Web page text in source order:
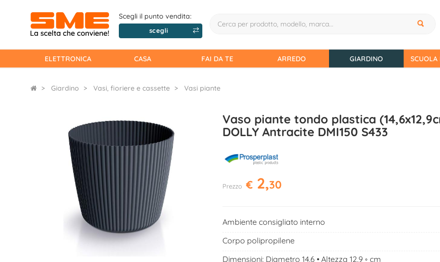
Scegli il punto vendita:
scegli
ELETTRONICA CASA FAI DA TE ARREDO GIARDINO SCUOLA
Giardino Vasi, fioriere e cassette Vasi piante
Vaso piante tondo plastica
DOLLY Antracite DMI150 S433
Prezzo € 2,30
Ambiente consigliato interno
Corpo polipropilene
Dimensioni: Diametro 14,6 • Altezza 12,9 ◦ cm